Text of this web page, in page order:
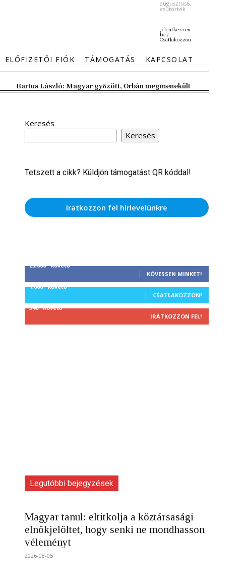
augusztus6,
csütörtök
Jelentkezzen
be /
Csatlakozzon
ELŐFIZETŐI FIÓK TÁMOGATÁS KAPCSOLAT
Bartus László: Magyar győzött, Orbán megmenekült
Keresés
Keresés
Tetszett a cikk? Küldjön támogatást QR kóddal!
Iratkozzon fel hírlevelünkre
25,000 Követő
KÖVESSEN MINKET!
1,000 Követő
CSATLAKOZZON!
340 Követő
IRATKOZZON FEL!
Legutóbbi bejegyzések
Magyar tanul: eltitkolja a köztársasági
elnökjelöltet, hogy senki ne mondhasson
véleményt
2026-08-05